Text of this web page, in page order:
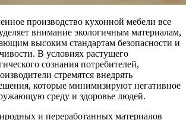
производство кухонной мебели все
внимание экологичным материалам,
высоким стандартам безопасности и
В условиях растущего
сознания потребителей,
стремятся внедрять
которые минимизируют негативное
среду и здоровье людей.
и переработанных материалов